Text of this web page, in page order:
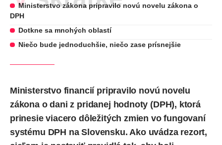
Ministerstvo zákona pripravilo novú novelu zákona o
DPH
Dotkne sa mnohých oblastí
Niečo bude jednoduchšie, niečo zase prísnejšie
Ministerstvo financií pripravilo novú novelu
zákona o dani z pridanej hodnoty (DPH), ktorá
prinesie viacero dôležitých zmien vo fungovaní
systému DPH na Slovensku. Ako uvádzarezort,